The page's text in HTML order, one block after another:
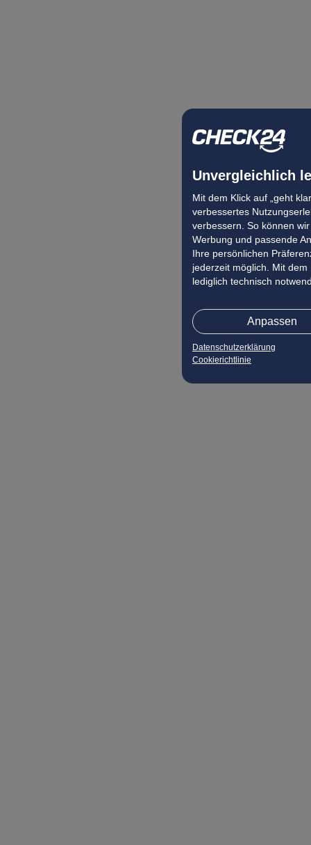
Unvergleichlich
Mit dem Klick auf „geht
verbessertes
verbessern. So können
Werbung und passende
Ihre persönlichen
jederzeit möglich. Mit dem
lediglich technisch
Anpassen
Datenschutzerklärung
Cookierichtlinie